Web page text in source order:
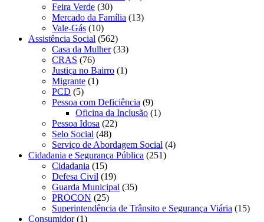
Feira Verde (30)
Mercado da Família (13)
Vale-Gás (10)
Assistência Social (562)
Casa da Mulher(33)
CRAS (76)
Justiça no Bairro (1)
Migrante (1)
PCD (5)
Pessoa com Deficiência (9)
Oficina da Inclusão (1)
Pessoa Idosa (22)
Selo Social (48)
Serviço de Abordagem Social (4)
Cidadania e Segurança Pública (251)
Cidadania (15)
Defesa Civil (19)
Guarda Municipal (35)
PROCON (25)
Superintendência de Trânsito e Segurança Viária (15)
Consumidor(1)